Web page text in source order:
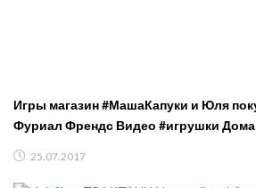
Игры магазин #МашаКапуки и Юля
Фуриал Френдс Видео #игрушки
25.07.2017